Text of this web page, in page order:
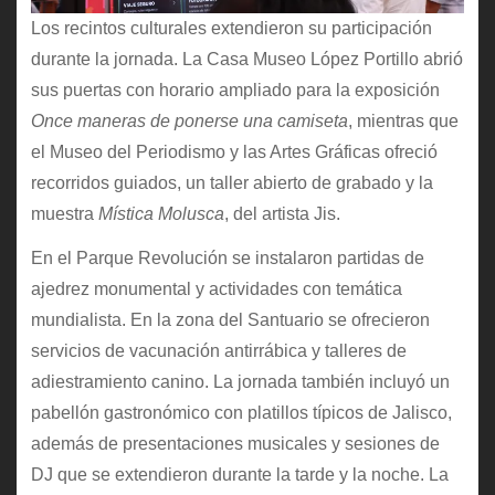
Los recintos culturales extendieron su participación
durante la jornada. La Casa Museo López Portillo abrió
sus puertas con horario ampliado para la exposición
Once maneras de ponerse una camiseta, mientras que
el Museo del Periodismo y las Artes Gráficas ofreció
recorridos guiados, un taller abierto de grabado y la
muestra Mística Molusca, del artista Jis.
En el Parque Revolución se instalaron partidas de
ajedrez monumental y actividades con temática
mundialista. En la zona del Santuario se ofrecieron
servicios de vacunación antirrábica y talleres de
adiestramiento canino. La jornada también incluyó un
pabellón gastronómico con platillos típicos de Jalisco,
además de presentaciones musicales y sesiones de
DJ que se extendieron durante la tarde y la noche. La